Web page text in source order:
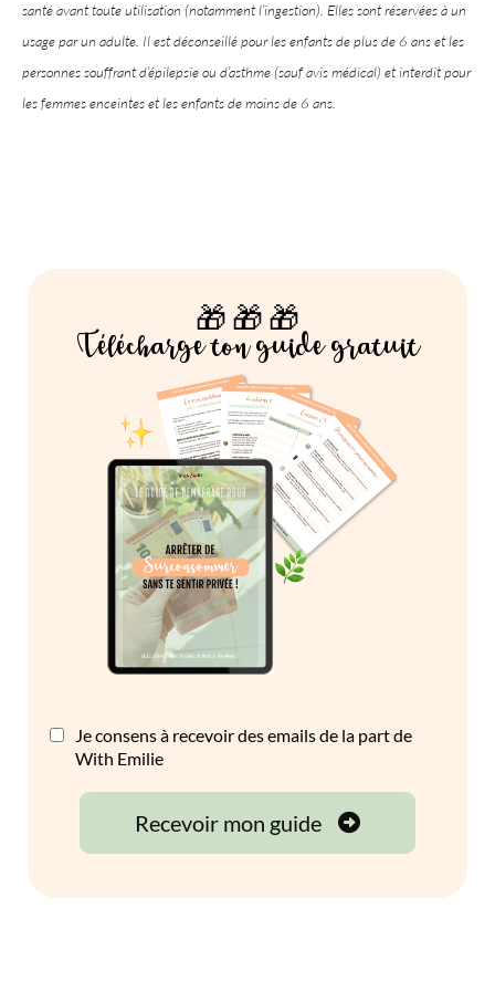
santé avant toute utilisation (notamment l’ingestion). Elles sont réservées à un
usage par un adulte. Il est déconseillé pour les enfants de plus de 6 ans et les
personnes souffrant d’épilepsie ou d’asthme (sauf avis médical) et interdit pour
les femmes enceintes et les enfants de moins de 6 ans.